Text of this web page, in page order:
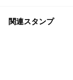
関連スタンプ